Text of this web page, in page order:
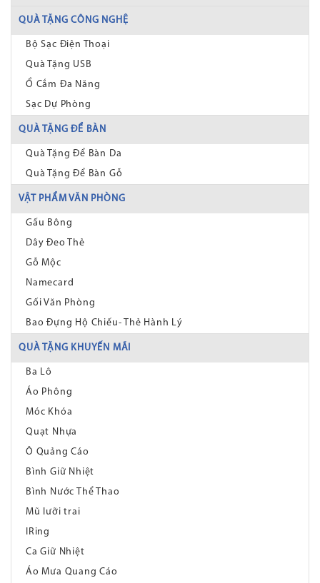
QUÀ TẶNG CÔNG NGHỆ
Bộ Sạc Điện Thoại
Quà Tặng USB
Ổ Cắm Đa Năng
Sạc Dự Phòng
QUÀ TẶNG ĐỂ BÀN
Quà Tặng Để Bàn Da
Quà Tặng Để Bàn Gỗ
VẬT PHẨM VĂN PHÒNG
Gấu Bông
Dây Đeo Thẻ
Gỗ Mộc
Namecard
Gối Văn Phòng
Bao Đựng Hộ Chiếu- Thẻ Hành Lý
QUÀ TẶNG KHUYẾN MÃI
Ba Lô
Áo Phông
Móc Khóa
Quạt Nhựa
Ô Quảng Cáo
Bình Giữ Nhiệt
Bình Nước Thể Thao
Mũ lưỡi trai
IRing
Ca Giữ Nhiệt
Áo Mưa Quang Cáo